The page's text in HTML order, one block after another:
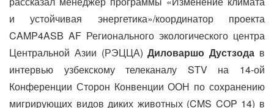
и устойчивая энергетика»/координатор проекта
CAMP4ASB AF Регионального экологического центра
Центральной Азии (РЭЦЦА)Диловаршо Дустзода в
интервью узбекскому телеканалу STV
на 14-ой
Конференции Сторон Конвенции ООН по сохранению
мигрирующих видов диких животных (CMS COP 14) в